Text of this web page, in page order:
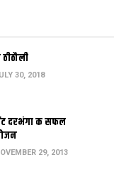
30, 2018
दरभंगा क सफल
29, 2013